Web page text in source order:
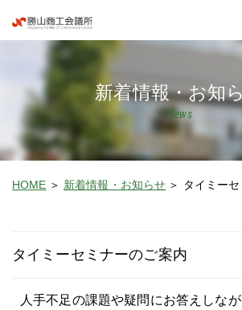
新着情報・お知
News
HOME 新着情報・お知らせ タイミー
タイミーセミナーのご案内
人手不足の課題や疑問にお答えしな